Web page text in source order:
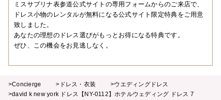
ミスサブリナ表参道公式サイトの専用フォームからのご来店で、
ドレス小物のレンタルが無料になる公式サイト限定特典をご用意
致しました。
あなたの理想のドレス選びがもっとお得になる特典です。
ぜひ、この機会をお見逃しなく。
>Concierge >ドレス・衣装
>ウエディングドレス
>david k new york ドレス【NY-0112】ホテルウェディング ドレス 7